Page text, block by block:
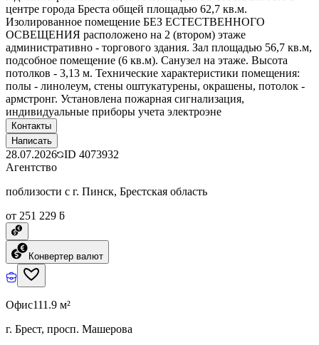
центре города Бреста общей площадью 62,7 кв.м.
Изолированное помещение БЕЗ ЕСТЕСТВЕННОГО
ОСВЕЩЕНИЯ расположено на 2 (втором) этаже
административно - торгового здания. Зал площадью 56,7 кв.м,
подсобное помещение (6 кв.м). Санузел на этаже. Высота
потолков - 3,13 м. Технические характеристики помещения:
полы - линолеум, стены оштукатурены, окрашены, потолок -
армстронг. Установлена пожарная сигнализация,
индивидуальные приборы учета электроэне
Контакты
Написать
28.07.2026 ID 4073932
Агентство
поблизости с г. Пинск, Брестская область
от 251 229 ƃ
Конвертер валют
Офис111.9 м²
г. Брест, просп. Машерова